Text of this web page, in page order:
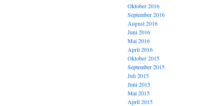
Oktober 2016
September 2016
August 2016
Juni 2016
Mai 2016
April 2016
Oktober 2015
September 2015
Juli 2015
Juni 2015
Mai 2015
April 2015